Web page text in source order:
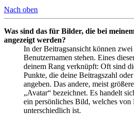
Nach oben
Was sind das für Bilder, die bei
angezeigt werden?
In der Beitragsansicht können
Benutzernamen stehen. Eines
deinem Rang verknüpft: Oft sind
Punkte, die deine Beitragszahl
angeben. Das andere, meist
„Avatar“ bezeichnet. Es handelt
ein persönliches Bild, welches von
unterschiedlich ist.